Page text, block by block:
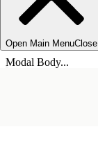
Open Main MenuClose
Modal Body...